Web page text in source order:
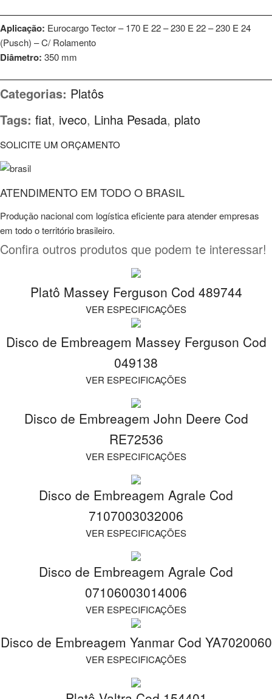
Aplicação: Eurocargo Tector – 170 E 22 – 230 E 22 – 230 E 24
(Pusch) – C/ Rolamento
Diâmetro: 350 mm
Categorias: Platôs
Tags: fiat, iveco, Linha Pesada, plato
SOLICITE UM ORÇAMENTO
ATENDIMENTO EM TODO O BRASIL
Produção nacional com logística eficiente para atender empresas
em todo o território brasileiro.
Confira outros produtos que podem te interessar!
Platô Massey Ferguson Cod 489744
VER ESPECIFICAÇÕES
Disco de Embreagem Massey Ferguson Cod
049138
VER ESPECIFICAÇÕES
Disco de Embreagem John Deere Cod
RE72536
VER ESPECIFICAÇÕES
Disco de Embreagem Agrale Cod
7107003032006
VER ESPECIFICAÇÕES
Disco de Embreagem Agrale Cod
07106003014006
VER ESPECIFICAÇÕES
Disco de Embreagem Yanmar Cod YA7020060
VER ESPECIFICAÇÕES